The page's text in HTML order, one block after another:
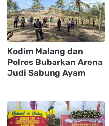
Kodim Malang dan
Polres Bubarkan Arena
Judi Sabung Ayam